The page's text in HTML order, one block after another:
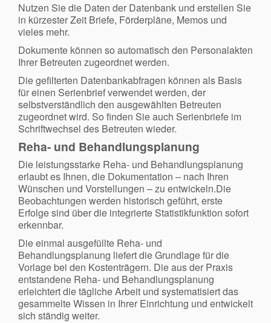
Nutzen Sie die Daten der Datenbank und erstellen Sie
in kürzester Zeit Briefe, Förderpläne, Memos und
vieles mehr.
Dokumente können so automatisch den Personalakten
Ihrer Betreuten zugeordnet werden.
Die gefilterten Datenbankabfragen können als Basis
für einen Serienbrief verwendet werden, der
selbstverständlich den ausgewählten Betreuten
zugeordnet wird. So finden Sie auch Serienbriefe im
Schriftwechsel des Betreuten wieder.
Reha- und Behandlungsplanung
Die leistungsstarke Reha- und Behandlungsplanung
erlaubt es Ihnen, die Dokumentation – nach Ihren
Wünschen und Vorstellungen – zu entwickeln.Die
Beobachtungen werden historisch geführt, erste
Erfolge sind über die integrierte Statistikfunktion sofort
erkennbar.
Die einmal ausgefüllte Reha- und
Behandlungsplanung liefert die Grundlage für die
Vorlage bei den Kostenträgern. Die aus der Praxis
entstandene Reha- und Behandlungsplanung
erleichtert die tägliche Arbeit und systematisiert das
gesammelte Wissen in Ihrer Einrichtung und entwickelt
sich ständig weiter.